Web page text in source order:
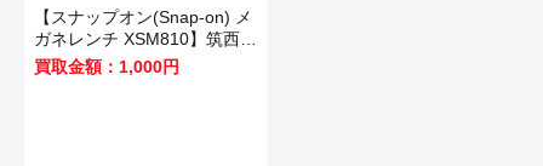
【スナップオン(Snap-on) メ
ガネレンチ XSM810】筑西市
のお客様から買取いたしまし
買取金額：1,000円